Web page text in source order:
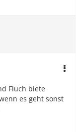
Fluch biete
es geht sonst